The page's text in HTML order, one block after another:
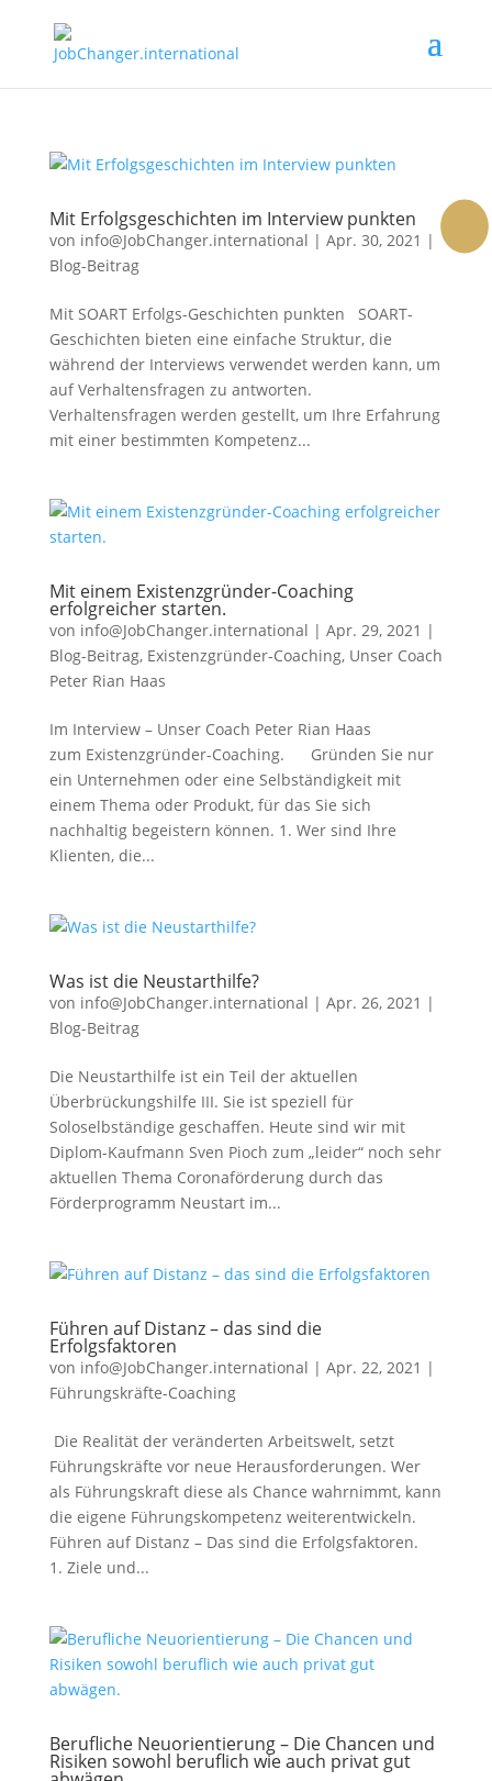
Mit Erfolgsgeschichten im Interview punkten
von info@JobChanger.international | Apr. 30, 2021 |
Blog-Beitrag
Mit SOART Erfolgs-Geschichten punkten SOART-
Geschichten bieten eine einfache Struktur, die
während der Interviews verwendet werden kann, um
auf Verhaltensfragen zu antworten.
Verhaltensfragen werden gestellt, um Ihre Erfahrung
mit einer bestimmten Kompetenz...
Mit einem Existenzgründer-Coaching
erfolgreicher starten.
von info@JobChanger.international | Apr. 29, 2021 |
Blog-Beitrag, Existenzgründer-Coaching, Unser Coach
Peter Rian Haas
Im Interview – Unser Coach Peter Rian Haas
zum Existenzgründer-Coaching. Gründen Sie nur
ein Unternehmen oder eine Selbständigkeit mit
einem Thema oder Produkt, für das Sie sich
nachhaltig begeistern können. 1. Wer sind Ihre
Klienten, die...
Was ist die Neustarthilfe?
von info@JobChanger.international | Apr. 26, 2021 |
Blog-Beitrag
Die Neustarthilfe ist ein Teil der aktuellen
Überbrückungshilfe III. Sie ist speziell für
Soloselbständige geschaffen. Heute sind wir mit
Diplom-Kaufmann Sven Pioch zum „leider“ noch sehr
aktuellen Thema Coronaförderung durch das
Förderprogramm Neustart im...
Führen auf Distanz – das sind die
Erfolgsfaktoren
von info@JobChanger.international | Apr. 22, 2021 |
Führungskräfte-Coaching
Die Realität der veränderten Arbeitswelt, setzt
Führungskräfte vor neue Herausforderungen. Wer
als Führungskraft diese als Chance wahrnimmt, kann
die eigene Führungskompetenz weiterentwickeln.
Führen auf Distanz – Das sind die Erfolgsfaktoren.
1. Ziele und...
Berufliche Neuorientierung – Die Chancen und
Risiken sowohl beruflich wie auch privat gut